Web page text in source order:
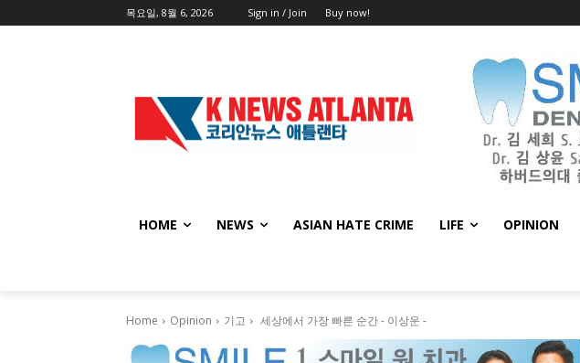
목요일, 8월 6, 2026 Sign in / Join Buy now!
HOME NEWS ASIAN HATE CRIME LIFE OPINION
Home Opinion 기고 세상에서 가장 빠른 순간 - 이상운 -